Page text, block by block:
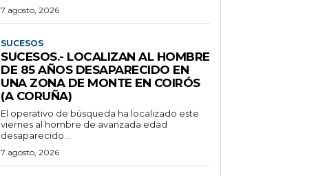
7 agosto, 2026
SUCESOS
SUCESOS.- LOCALIZAN AL HOMBRE
DE 85 AÑOS DESAPARECIDO EN
UNA ZONA DE MONTE EN COIRÓS
(A CORUÑA)
El operativo de búsqueda ha localizado este
viernes al hombre de avanzada edad
desaparecido...
7 agosto, 2026